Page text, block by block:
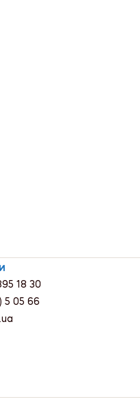
18 30
5 05 66